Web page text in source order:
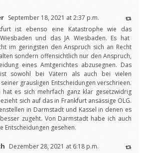
September 18, 2021 at 2:37 p.m.
ist ebenso eine Katastrophe wie das
und das JA Wiesbaden. Es hat
im geringsten den Anspruch sich an Recht
sondern offensichtlich nur den Anspruch,
eines Amtgerichtes abzusegnen. Das
sowohl bei Vätern als auch bei vielen
grausligen Entscheidungen verschrieen.
hat es sich mehrfach ganz klar gesetzwidrig
sich auf das in Frankfurt ansässige OLG.
in Darmstadt und Kassel in denen es
zugeht. Von Darmstadt habe ich auch
Entscheidungen gesehen.
Dezember 28, 2021 at 6:18 p.m.